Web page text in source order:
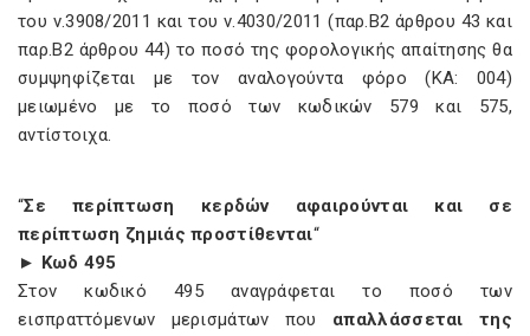
του ν.3908/2011 και του ν.4030/2011 (παρ.Β2 άρθρου 43 και
παρ.Β2 άρθρου 44) το ποσό της φορολογικής απαίτησης θα
συμψηφίζεται με τον αναλογούντα φόρο (ΚΑ: 004)
μειωμένο με το ποσό των κωδικών 579 και 575,
αντίστοιχα.
“Σε περίπτωση κερδών αφαιρούνται και σε
περίπτωση ζημιάς προστίθενται“
► Κωδ 495
Στον κωδικό 495 αναγράφεται το ποσό των
εισπραττόμενων μερισμάτων που απαλλάσσεται της